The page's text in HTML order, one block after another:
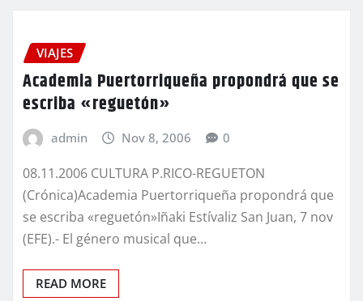
VIAJES
Academia Puertorriqueña propondrá que se
escriba «reguetón»
admin Nov 8, 2006 0
08.11.2006 CULTURA P.RICO-REGUETON
(Crónica)Academia Puertorriqueña propondrá que
se escriba «reguetón»Iñaki Estívaliz San Juan, 7 nov
(EFE).- El género musical que…
READ MORE